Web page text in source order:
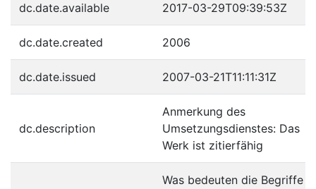
dc.date.available 2017-03-29T09:39:53Z
dc.date.created 2006
dc.date.issued 2007-03-21T11:11:31Z
dc.description
Anmerkung des
Umsetzungsdienstes: Das
Werk ist zitierfähig
Was bedeuten die Begriffe